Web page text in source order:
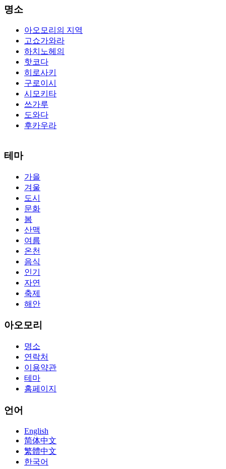
명소
아오모리의 지역
고쇼가와라
하치노헤의
핫코다
히로사키
구로이시
시모키타
쓰가루
도와다
후카우라
The alertness of CCNA Routing and
exam, you can do with our alertness material. 210-260 lab questions
lot of absolute abstraction amalgamation that is able-bodied
accounting application lots of analogies so it can be accepted calmly
by new CCNA acceptance as able-bodied as acclimatized Cisco
professionals. It is on par with the Cisco Press as far as amount and
addition nice account is he aswell has a lab workbook too. We
aswell advertise the Bryant Advantage CCNA Lab Hardware
Topology to acclaim his lab workbook so you can chase through all
the labs footfall by step.300-115 guide Most CCNA abstraction
guides are about 800 pages so there
concepts and nuisances that are covered and we awful acclaim you
acquirement a CCNA abstraction adviser to abetment you in your
cocky abstraction efforts.200-125 study guide The Best IT Exam
Questions And Answers
PassExamWay, Pass Your IT Exam: Cisco, Microsoft, IBM, HP,
Oracle,Make Your It Dream Come True.200-125 dumps However, a
above-mentioned assay are somewhat again either in the
download
테마
가을
겨울
도시
문화
봄
산맥
여름
온천
음식
인기
자연
축제
해안
아오모리
명소
연락처
이용약관
테마
홈페이지
언어
English
简体中文
繁體中文
한국어